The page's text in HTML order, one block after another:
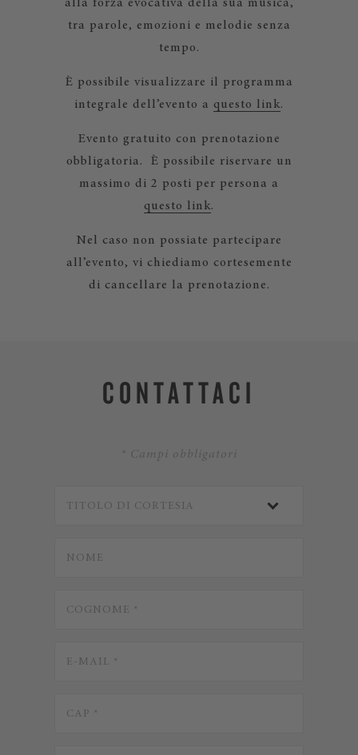
alla forza evocativa della sua musica,
tra parole, emozioni e melodie senza
tempo.
È possibile visualizzare il programma
integrale dell’evento a questo link.
Evento gratuito con prenotazione
obbligatoria. È possibile riservare un
massimo di 2 posti per persona a
questo link.
Nel caso non possiate partecipare
all’evento, vi chiediamo cortesemente
di cancellare la prenotazione.
CONTATTACI
* Campi obbligatori